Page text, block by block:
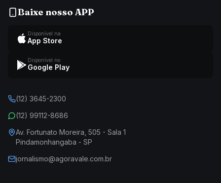
Baixe nosso APP
Disponível na
App Store
Disponível no
Google Play
(12) 3645-2300
(12) 99112-8686
Av. Fortunato Moreira, 505 - Sala 1
Pindamonhangaba - SP
jornalismo@agoravale.com.br